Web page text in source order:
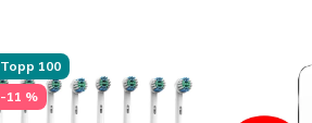
Topp 100
-11 %